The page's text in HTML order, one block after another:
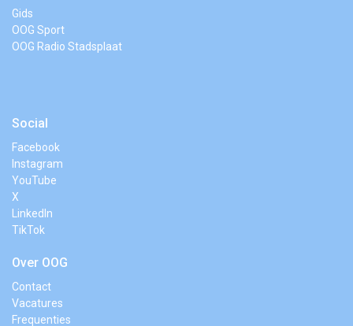
Gids
OOG Sport
OOG Radio Stadsplaat
Social
Facebook
Instagram
YouTube
X
LinkedIn
TikTok
Over OOG
Contact
Vacatures
Frequenties